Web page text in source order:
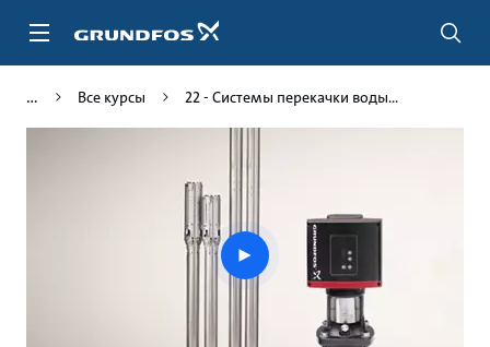
Все курсы 22 - Системы перекачки воды...
Play
video